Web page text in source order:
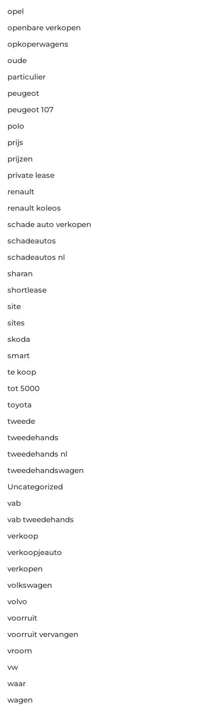
opel
openbare verkopen
opkoperwagens
oude
particulier
peugeot
peugeot 107
polo
prijs
prijzen
private lease
renault
renault koleos
schade auto verkopen
schadeautos
schadeautos nl
sharan
shortlease
site
sites
skoda
smart
te koop
tot 5000
toyota
tweede
tweedehands
tweedehands nl
tweedehandswagen
Uncategorized
vab
vab tweedehands
verkoop
verkoopjeauto
verkopen
volkswagen
volvo
voorruit
voorruit vervangen
vroom
vw
waar
wagen